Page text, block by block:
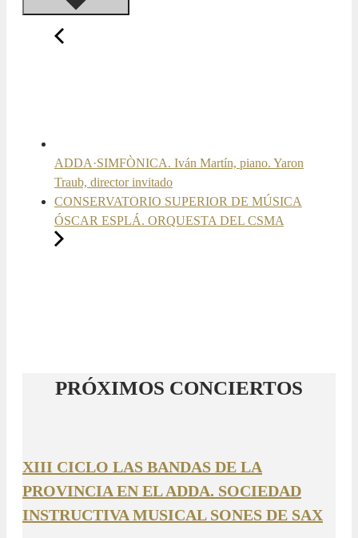
ADDA·SIMFÒNICA. Iván Martín, piano. Yaron
Traub, director invitado
CONSERVATORIO SUPERIOR DE MÚSICA
ÓSCAR ESPLÁ. ORQUESTA DEL CSMA
PRÓXIMOS CONCIERTOS
XIII CICLO LAS BANDAS DE LA
PROVINCIA EN EL ADDA. SOCIEDAD
INSTRUCTIVA MUSICAL SONES DE SAX